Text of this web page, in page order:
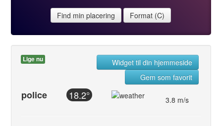
Find min placering Format (C)
Lige nu
Widget til din hjemmeside
Gem som favorit
police 18.2° 3.8 m/s